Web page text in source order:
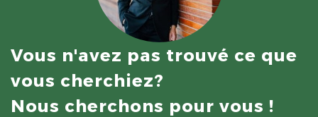
Vous n'avez pas trouvé ce que
vous cherchiez?
Nous cherchons pour vous !